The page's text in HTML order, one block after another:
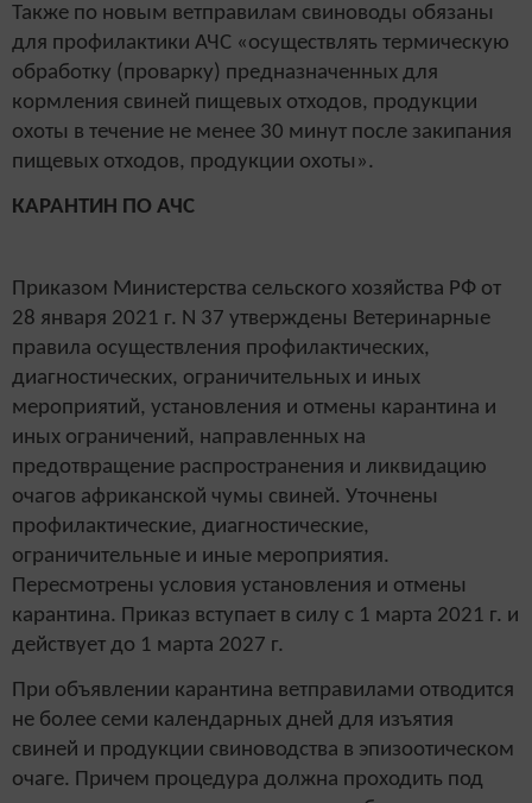
Также по новым ветправилам свиноводы обязаны
для профилактики АЧС «осуществлять термическую
обработку (проварку) предназначенных для
кормления свиней пищевых отходов, продукции
охоты в течение не менее 30 минут после закипания
пищевых отходов, продукции охоты».
КАРАНТИН ПО АЧС
Приказом Министерства сельского хозяйства РФ от
28 января 2021 г. N 37 утверждены Ветеринарные
правила осуществления профилактических,
диагностических, ограничительных и иных
мероприятий, установления и отмены карантина и
иных ограничений, направленных на
предотвращение распространения и ликвидацию
очагов африканской чумы свиней. Уточнены
профилактические, диагностические,
ограничительные и иные мероприятия.
Пересмотрены условия установления и отмены
карантина. Приказ вступает в силу с 1 марта 2021 г. и
действует до 1 марта 2027 г.
При объявлении карантина ветправилами отводится
не более семи календарных дней для изъятия
свиней и продукции свиноводства в эпизоотическом
очаге. Причем процедура должна проходить под